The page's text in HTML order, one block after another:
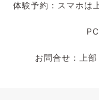
体験予約：スマホは
お問合せ：上部